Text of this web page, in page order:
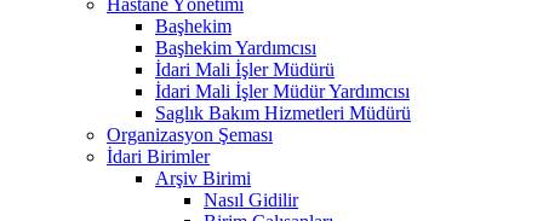
Başhekim
Başhekim Yardımcısı
İdari Mali İşler Müdürü
İdari Mali İşler Müdür Yardımcısı
Saglık Bakım Hizmetleri Müdürü
Organizasyon Şeması
İdari Birimler
Arşiv Birimi
Nasıl Gidilir